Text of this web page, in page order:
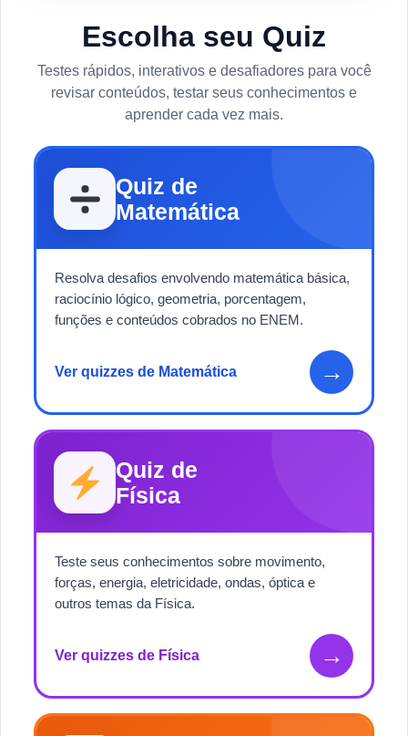
Escolha seu Quiz
Testes rápidos, interativos e desafiadores para você
revisar conteúdos, testar seus conhecimentos e
aprender cada vez mais.
Quiz de
Matemática
Resolva desafios envolvendo matemática básica,
raciocínio lógico, geometria, porcentagem,
funções e conteúdos cobrados no ENEM.
Ver quizzes de Matemática →
Quiz de
Física
Teste seus conhecimentos sobre movimento,
forças, energia, eletricidade, ondas, óptica e
outros temas da Física.
Ver quizzes de Física →